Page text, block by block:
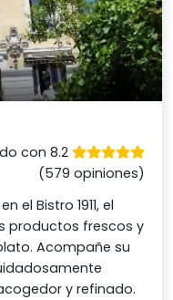
con 8.2
(579 opiniones)
el Bistro 1911, el
productos frescos y
Acompañe su
y refinado.